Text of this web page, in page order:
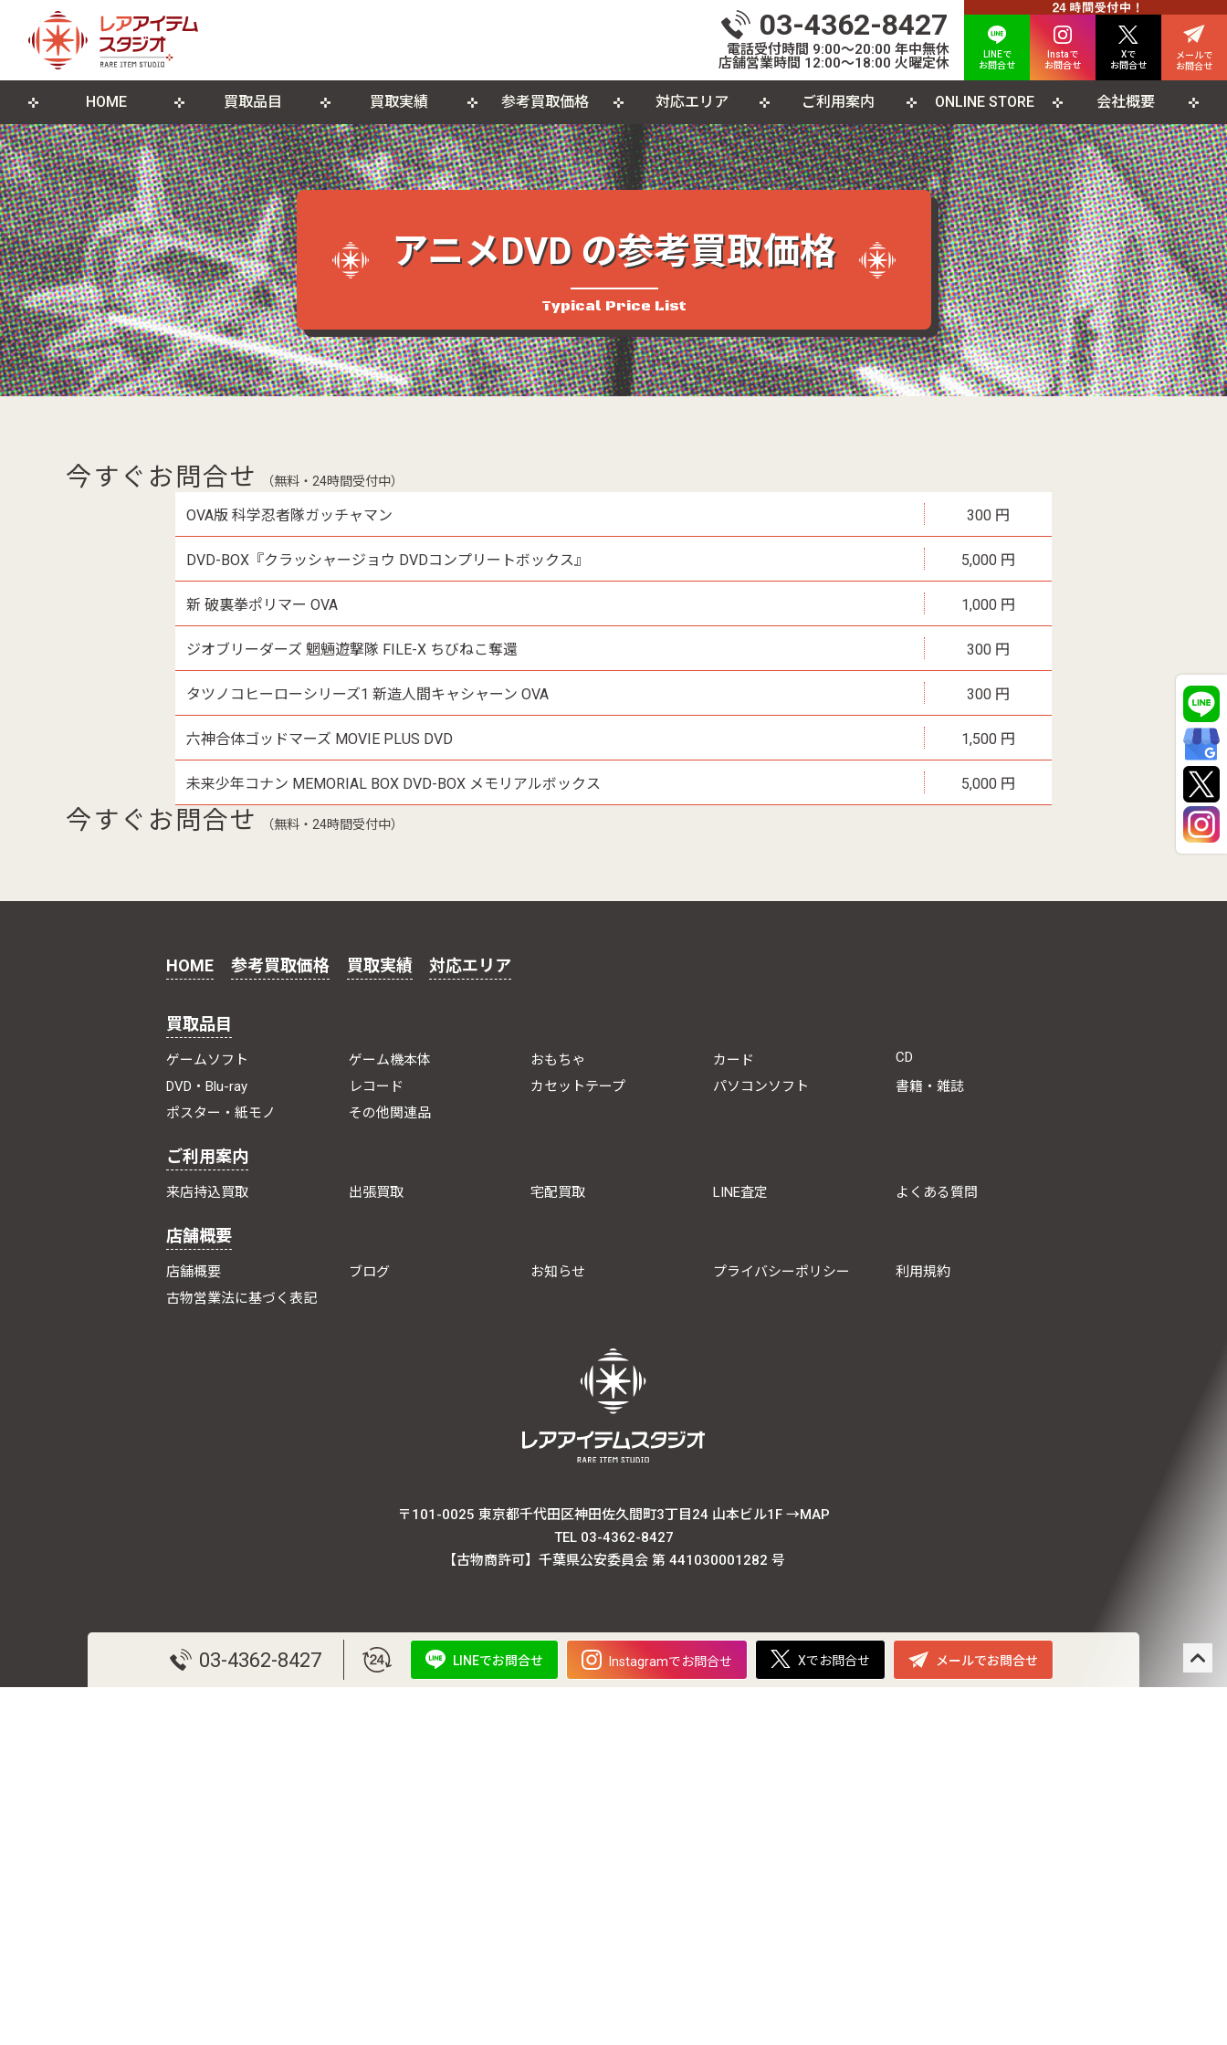
03-4362-8427
電話受付時間 9:00〜20:00 年中無休
店舗営業時間 12:00〜18:00 火曜定休
LINEで
お問合せ
Instaで
お問合せ
Xで
お問合せ
メールで
お問合せ
HOME 買取品目
ゲームソフト ゲーム機本体 おもちゃ カード CD
DVD・Blu-ray レコード カセットテープ パソコンソフト 書籍・雑誌
ポスター・紙モノ その他関連品
買取実績 参考買取価格 対応エリア ご利用案内
来店買取について 宅配買取について 出張買取について LINE査定について よくある質問
遺品整理・生前整理
ONLINE STORE 会社概要
店舗概要 ブログ おしらせ 個人情報保護方針 利用規約
古物営業法に基づく表記
アニメDVD の参考買取価格
Typical Price List
今すぐお問合せ （無料・24時間受付中）
OVA版 科学忍者隊ガッチャマン 300 円
DVD-BOX『クラッシャージョウ DVDコンプリートボックス』 5,000 円
新 破裏拳ポリマー OVA 1,000 円
ジオブリーダーズ 魍魎遊撃隊 FILE-X ちびねこ奪還 300 円
タツノコヒーローシリーズ1 新造人間キャシャーン OVA 300 円
六神合体ゴッドマーズ MOVIE PLUS DVD 1,500 円
未来少年コナン MEMORIAL BOX DVD-BOX メモリアルボックス 5,000 円
今すぐお問合せ （無料・24時間受付中）
HOME 参考買取価格 買取実績 対応エリア
買取品目
ゲームソフト ゲーム機本体 おもちゃ カード
CD
DVD・Blu-ray
レコード カセットテープ パソコンソフト
書籍・雑誌
ポスター・紙モノ
その他関連品
ご利用案内
来店持込買取 出張買取 宅配買取 LINE査定 よくある質問
店舗概要
店舗概要 ブログ お知らせ プライバシーポリシー
利用規約
古物営業法に基づく表記
〒101-0025 東京都千代田区神田佐久間町3丁目24 山本ビル1F →MAP
TEL 03-4362-8427
【古物商許可】千葉県公安委員会 第 441030001282 号
03-4362-8427 LINEでお問合せ Instagramでお問合せ Xでお問合せ メールでお問合せ